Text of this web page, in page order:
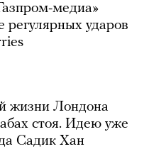
медиа»
ударов
жизни Лондона
стоя. Идею уже
Садик Хан